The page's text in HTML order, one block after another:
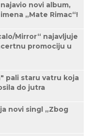
novi album,
„Mate Rimac“!
Mirror“ najavljuje
promociju u
pali staru vatru koja
do jutra
novi singl „Zbog